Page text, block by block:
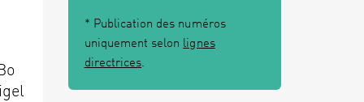
* Publication des numéros
uniquement selon lignes
directrices.